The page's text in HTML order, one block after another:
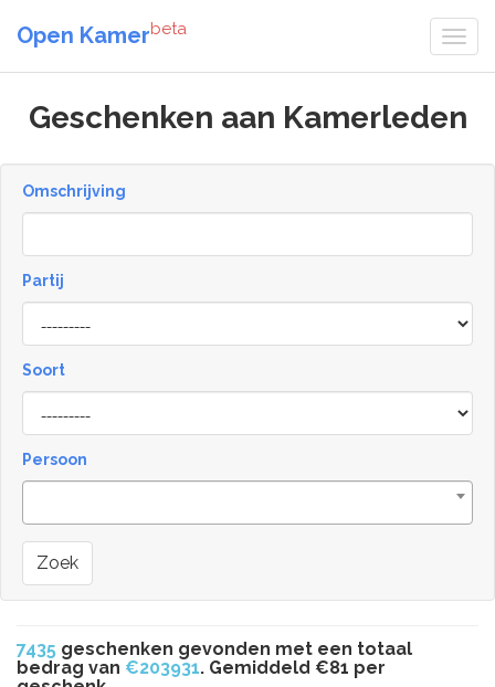
Open Kamerbeta
Geschenken aan Kamerleden
Omschrijving
Partij
Soort
Type
Persoon
Zoek
7435 geschenken gevonden met een totaal
bedrag van €203931. Gemiddeld €81 per